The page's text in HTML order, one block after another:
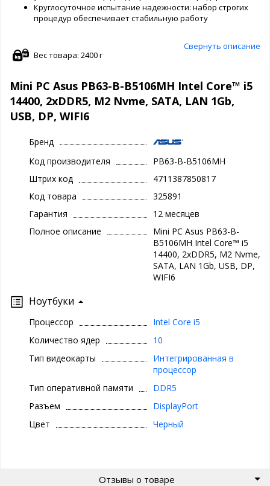
Круглосуточное испытание надежности: набор строгих
процедур обеспечивает стабильную работу
Свернуть описание
Вес товара: 2400 г
Mini PC Asus PB63-B-B5106MH Intel Core™ i5
14400, 2xDDR5, M2 Nvme, SATA, LAN 1Gb,
USB, DP, WIFI6
Бренд
Код производителя
PB63-B-B5106MH
Штрих код
4711387850817
Код товара
325891
Гарантия
12 месяцев
Полное описание
Mini PC Asus PB63-B-
B5106MH Intel Core™ i5
14400, 2xDDR5, M2 Nvme,
SATA, LAN 1Gb, USB, DP,
WIFI6
Ноутбуки
Процессор
Intel Core i5
Количество ядер
10
Тип видеокарты
Интегрированная в
процессор
Тип оперативной памяти
DDR5
Разъем
DisplayPort
Цвет
Черный
Отзывы о товаре